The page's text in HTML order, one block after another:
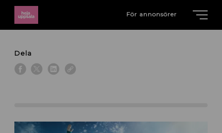
För annonsörer
Dela